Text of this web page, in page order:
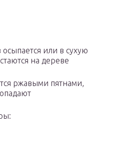
или в сухую
на дереве
ржавыми пятнами,